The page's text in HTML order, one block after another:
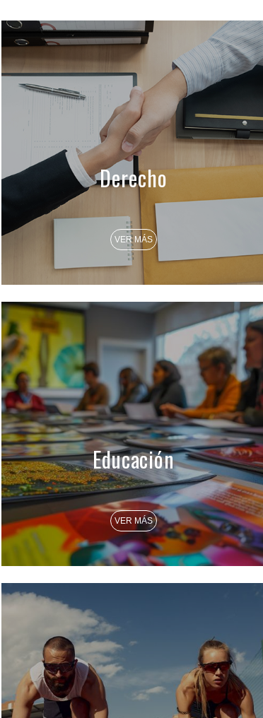
Derecho
VER MÁS
Educación
VER MÁS